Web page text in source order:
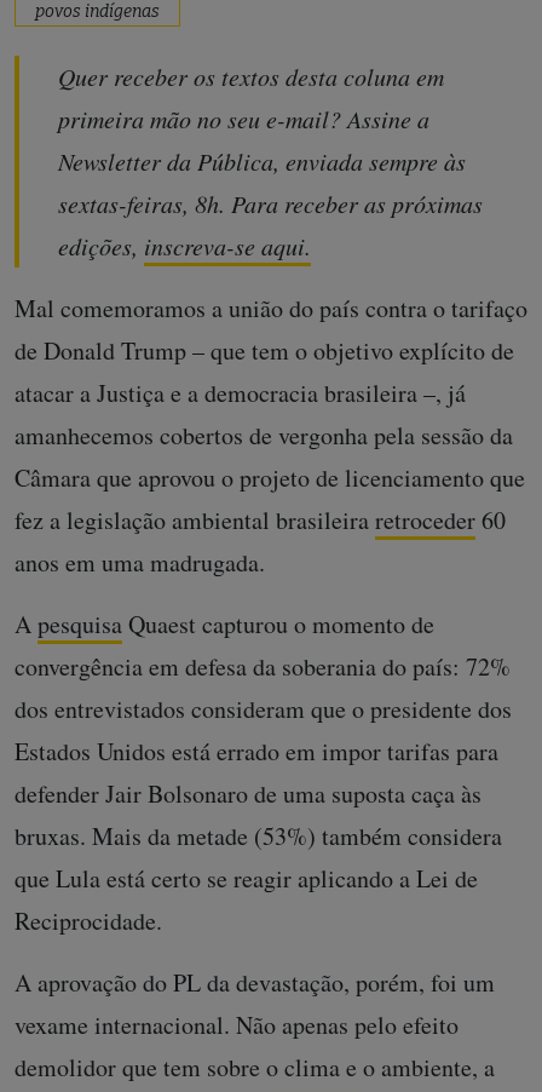
povos indígenas
Quer receber os textos desta coluna em
primeira mão no seu e-mail? Assine a
Newsletter da Pública, enviada sempre às
sextas-feiras, 8h. Para receber as próximas
edições, inscreva-se aqui.
Mal comemoramos a união do país contra o tarifaço
de Donald Trump – que tem o objetivo explícito de
atacar a Justiça e a democracia brasileira –, já
amanhecemos cobertos de vergonha pela sessão da
Câmara que aprovou o projeto de licenciamento que
fez a legislação ambiental brasileiraretroceder60
anos em uma madrugada.
ApesquisaQuaest capturou o momento de
convergência em defesa da soberania do país: 72%
dos entrevistados consideram que o presidente dos
Estados Unidos está errado em impor tarifas para
defender Jair Bolsonaro de uma suposta caça às
bruxas. Mais da metade (53%) também considera
que Lula está certo se reagir aplicando a Lei de
Reciprocidade.
A aprovação do PL da devastação, porém, foi um
vexame internacional. Não apenas pelo efeito
demolidor que tem sobre o clima e o ambiente, a